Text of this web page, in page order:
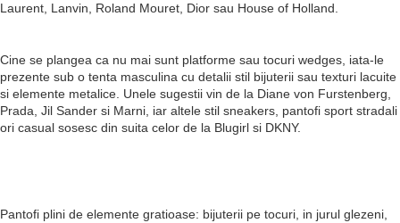
Laurent, Lanvin, Roland Mouret, Dior sau House of Holland.
Cine se plangea ca nu mai sunt platforme sau tocuri wedges, iata-le
prezente sub o tenta masculina cu detalii stil bijuterii sau texturi lacuite
si elemente metalice. Unele sugestii vin de la Diane von Furstenberg,
Prada, Jil Sander si Marni, iar altele stil sneakers, pantofi sport stradali
ori casual sosesc din suita celor de la Blugirl si DKNY.
Pantofi plini de elemente gratioase: bijuterii pe tocuri, in jurul glezeni,